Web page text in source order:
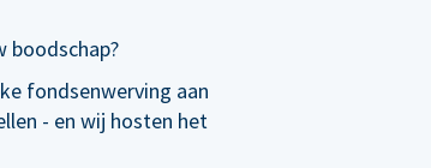
boodschap?
fondsenwerving aan
- en wij hosten het